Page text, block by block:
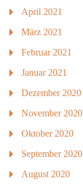
April 2021
März 2021
Februar 2021
Januar 2021
Dezember 2020
November 2020
Oktober 2020
September 2020
August 2020